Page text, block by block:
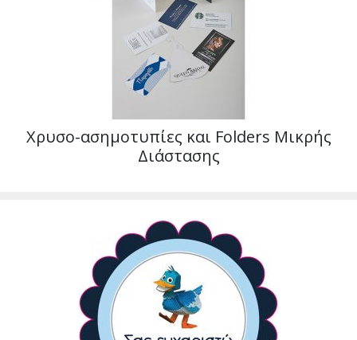
Χρυσο-ασημοτυπίες και Folders Μικρής
Διάστασης